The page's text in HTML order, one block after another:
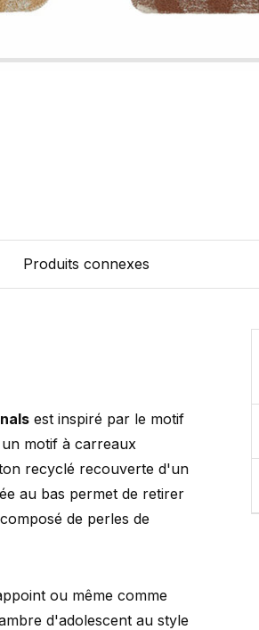
Produits connexes
est inspiré par le motif
motif à carreaux
recyclé recouverte d'un
au bas permet de retirer
de perles de
ou même comme
d'adolescent au style